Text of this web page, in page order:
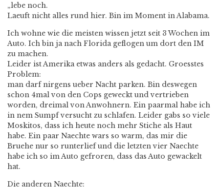
„lebe noch.
Laeuft nicht alles rund hier. Bin im Moment in Alabama.
Ich wohne wie die meisten wissen jetzt seit 3 Wochen im
Auto. Ich bin ja nach Florida geflogen um dort den IM
zu machen.
Leider ist Amerika etwas anders als gedacht. Groesstes
Problem:
man darf nirgens ueber Nacht parken. Bin deswegen
schon 4mal von den Cops geweckt und vertrieben
worden, dreimal von Anwohnern. Ein paarmal habe ich
in nem Sumpf versucht zu schlafen. Leider gabs so viele
Moskitos, dass ich heute noch mehr Stiche als Haut
habe. Ein paar Naechte wars so warm, das mir die
Bruehe nur so runterlief und die letzten vier Naechte
habe ich so im Auto gefroren, dass das Auto gewackelt
hat.
Die anderen Naechte: